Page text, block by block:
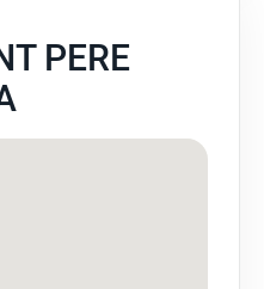
PERE